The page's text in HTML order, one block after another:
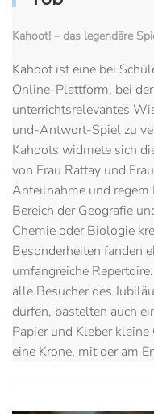
Kahoot! – das legendäre
Kahoot ist eine bei
Online-Plattform, bei
unterrichtsrelevantes
und-Antwort-Spiel zu
Kahoots widmete sich
von Frau Rattay und
Anteilnahme und regem
Bereich der Geografie
Chemie oder Biologie
Besonderheiten fanden
umfangreiche
alle Besucher des
dürfen, bastelten auch
Papier und Kleber
eine Krone, mit der am